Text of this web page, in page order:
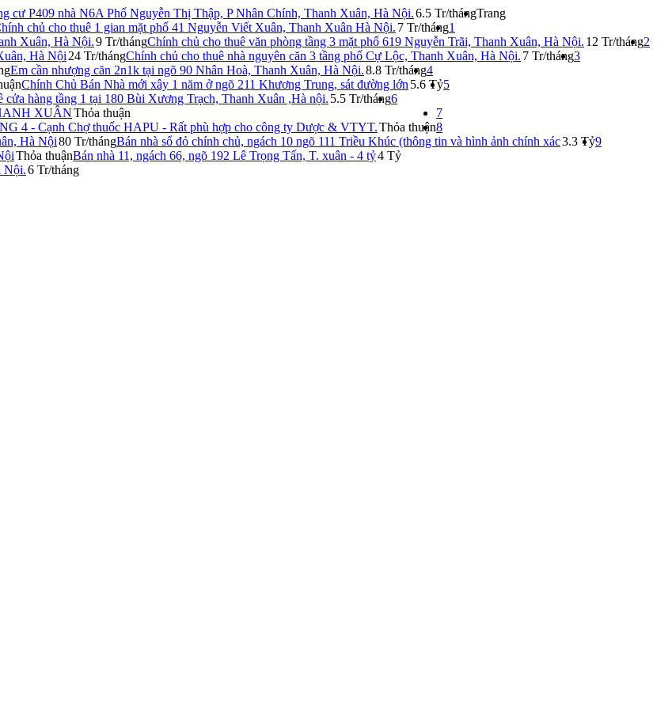
cư P409 nhà N6A Phố Nguyễn Thị Thập, P Nhân Chính, Thanh Xuân, Hà Nội.6.5 Tr/tháng
chủ cho thuê 1 gian mặt phố 41 Nguyễn Viết Xuân, Thanh Xuân Hà Nội. 7 Tr/tháng
Xuân, Hà Nội.9 Tr/thángChính chủ cho thuê văn phòng tầng 3 mặt phố 619 Nguyễn Trãi, Thanh Xuân, Hà Nội. 12 Tr/tháng
Hà Nội 24 Tr/thángChính chủ cho thuê nhà nguyên căn 3 tầng phố Cự Lộc, Thanh Xuân, Hà Nội. 7 Tr/tháng
Em cần nhượng căn 2n1k tại ngõ 90 Nhân Hoà, Thanh Xuân, Hà Nội.8.8 Tr/tháng
Chính Chủ Bán Nhà mới xây 1 năm ở ngõ 211 Khương Trung, sát đường lớn 5.6 Tỷ
cửa hàng tầng 1 tại 180 Bùi Xương Trạch, Thanh Xuân ,Hà nội. 5.5 Tr/tháng
XUÂNThỏa thuận
- Cạnh Chợ thuốc HAPU - Rất phù hợp cho công ty Dược & VTYT.Thỏa thuận
Hà Nội80 Tr/thángBán nhà sổ đỏ chính chủ, ngách 10 ngõ 111 Triều Khúc (thông tin và hình ảnh chính xác3.3 Tỷ
Thỏa thuậnBán nhà 11, ngách 66, ngõ 192 Lê Trọng Tấn, T. xuân - 4 tỷ4 Tỷ
Nội.6 Tr/tháng
Trang
1
2
3
4
5
6
7
8
9